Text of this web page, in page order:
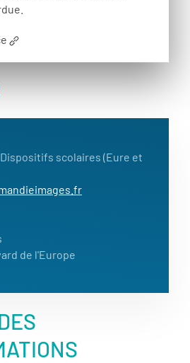
scolaires (Eure et
de l'Europe